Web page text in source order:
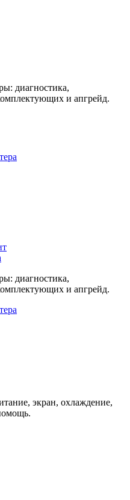
диагностика,
и апгрейд.
диагностика,
и апгрейд.
экран, охлаждение,